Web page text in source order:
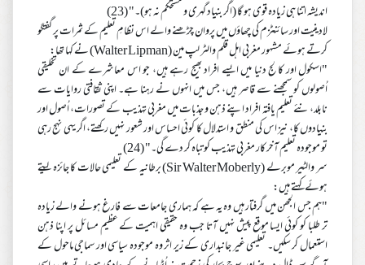
اندیشہ اتنا ہی زیادہ قوی ہو گا (اگر بنیاد گہری و مستحکم نہ ہو)۔" (23)
لادینیت اور سائنٹزم کی چھاؤں میں پروان چڑھنے والے اس نظامِ تعلیم کے ثمرات پر گفتگو
کرتے ہوئے مشہور مغربی اہل قلم والٹر لپ مین (Walter Lipman) نے کہا تھا:
"اسکول اور کالج دنیا میں ایسے افراد بھیج رہے ہیں، جو اس معاشرے کے ان تخلیقی
اُصولوں کو سمجھنے سے قاصر ہیں، جس میں انہوں نے رہنا ہے۔ اپنی ثقافتی روایات سے
نابلد، نئے تعلیم یافتہ افراد اپنے ذہن و جذبات میں مغربی تہذیب کے تصورات، اُصول اور
بنیادوں کا، نیز اس کی منطق و استدلال کا کوئی احساس اور شعور نہیں رکھتے، اگر یہی نہج رہی
تو موجودہ تعلیم آخر کار مغربی تہذیب کو تباہ کر دے گی۔" (24)
سر والٹیر موبرلے (Sir Walter Moberly) برطانیہ کے تعلیمی حالات کا جائزہ لیتے
ہوئے کہتے ہیں:
"ہم جس الجھن میں گرفتار ہیں وہ یہ ہے کہ ہماری جامعات سے فارغ ہونے والے زیادہ
تر طلبا کو کوئی ایسا موقع پیش نہیں آتا جب وہ حقیقی اہمیت کے عظیم مسائل پر اپنا ذہن
استعمال کر سکیں۔ تعلیمی غیر جانبداری کے زیر اثر وہ موجودہ سیاسی اور سماجی ماحول کے